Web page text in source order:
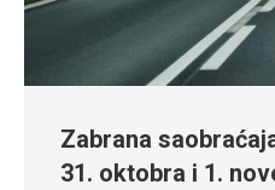
Zabrana
31. oktobra i 1.